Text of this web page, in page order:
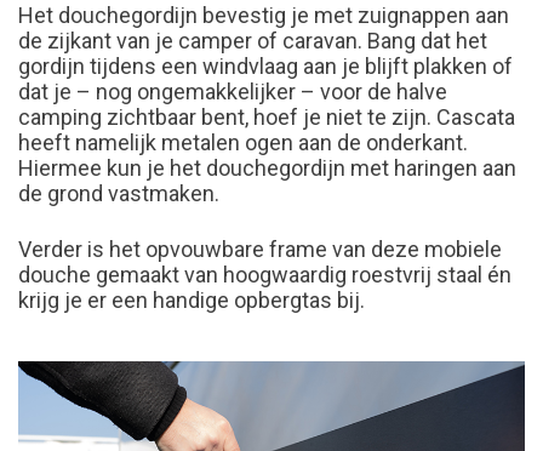
Het douchegordijn bevestig je met zuignappen aan
de zijkant van je camper of caravan. Bang dat het
gordijn tijdens een windvlaag aan je blijft plakken of
dat je – nog ongemakkelijker – voor de halve
camping zichtbaar bent, hoef je niet te zijn. Cascata
heeft namelijk metalen ogen aan de onderkant.
Hiermee kun je het douchegordijn met haringen aan
de grond vastmaken.
Verder is het opvouwbare frame van deze mobiele
douche gemaakt van hoogwaardig roestvrij staal én
krijg je er een handige opbergtas bij.